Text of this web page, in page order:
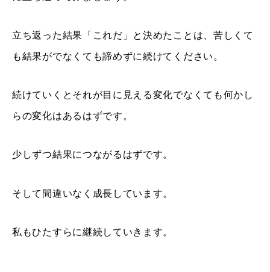
立ち返った結果「これだ」と決めたことは、苦しくて
も結果がでなくても諦めずに続けてください。
続けていくとそれが目に見える変化でなくても何かし
らの変化はあるはずです。
少しずつ結果につながるはずです。
そして間違いなく成長しています。
私もひたすらに継続していきます。